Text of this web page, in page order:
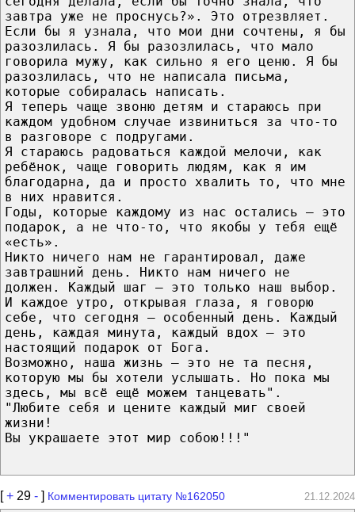
завтра уже не проснусь?». Это отрезвляет.
Если бы я узнала, что мои дни сочтены, я бы
разозлилась. Я бы разозлилась, что мало
говорила мужу, как сильно я его ценю. Я бы
разозлилась, что не написала письма,
которые собиралась написать.
Я теперь чаще звоню детям и стараюсь при
каждом удобном случае извиниться за что-то
в разговоре с подругами.
Я стараюсь радоваться каждой мелочи, как
ребёнок, чаще говорить людям, как я им
благодарна, да и просто хвалить то, что мне
в них нравится.
Годы, которые каждому из нас остались – это
подарок, а не что-то, что якобы у тебя ещё
«есть».
Никто ничего нам не гарантировал, даже
завтрашний день. Никто нам ничего не
должен. Каждый шаг — это только наш выбор.
И каждое утро, открывая глаза, я говорю
себе, что сегодня — особенный день. Каждый
день, каждая минута, каждый вдох — это
настоящий подарок от Бога.
Возможно, наша жизнь — это не та песня,
которую мы бы хотели услышать. Но пока мы
здесь, мы всё ещё можем танцевать".
"Любите себя и цените каждый миг своей
жизни!
Вы украшаете этот мир собою!!!"
[+ 29 - ] Комментировать цитату №162050 21.12.2024